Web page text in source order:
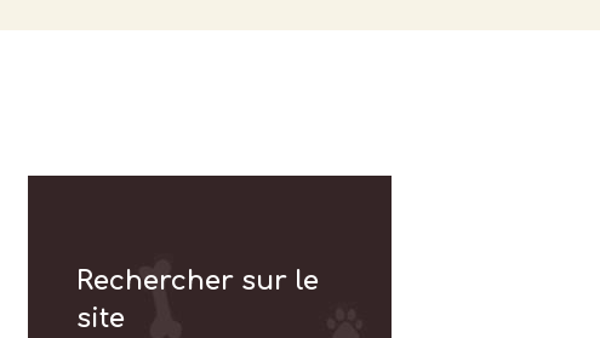
Rechercher sur le
site